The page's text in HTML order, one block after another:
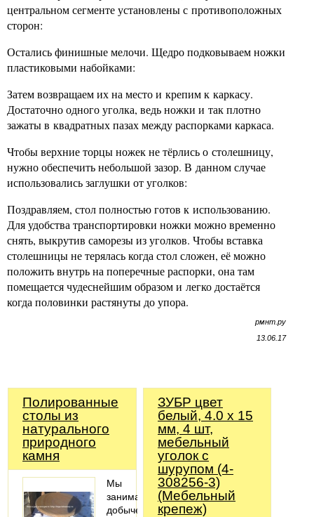
центральном сегменте установлены с противоположных
сторон:
Остались финишные мелочи. Щедро подковываем ножки
пластиковыми набойками:
Затем возвращаем их на место и крепим к каркасу.
Достаточно одного уголка, ведь ножки и так плотно
зажаты в квадратных пазах между распорками каркаса.
Чтобы верхние торцы ножек не тёрлись о столешницу,
нужно обеспечить небольшой зазор. В данном случае
использовались заглушки от уголков:
Поздравляем, стол полностью готов к использованию.
Для удобства транспортировки ножки можно временно
снять, выкрутив саморезы из уголков. Чтобы вставка
столешницы не терялась когда стол сложен, её можно
положить внутрь на поперечные распорки, она там
помещается чудеснейшим образом и легко достаётся
когда половинки растянуты до упора.
рмнт.ру
13.06.17
Полированные
столы из
натурального
природного
камня
Мы
занимаемся
добычей
ЗУБР цвет
белый, 4.0 x 15
мм, 4 шт,
мебельный
уголок с
шурупом (4-
308256-3)
(Мебельный
крепеж)